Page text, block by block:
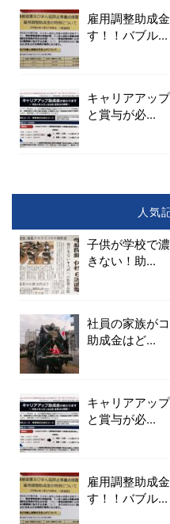
雇用調整助成
す！！バブル...
キャリアアッ
と賞与が必...
人気
子供が学校で
きない！助...
社員の家族が
助成金はど...
キャリアアッ
と賞与が必...
雇用調整助成
す！！バブル...